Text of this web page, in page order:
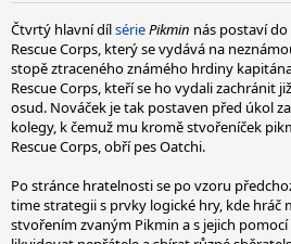
Čtvrtý hlavní dílsériePikmin nás postaví
Rescue Corps, který se vydává na
stopě ztraceného známého hrdiny
Rescue Corps, kteří se ho vydali zachránit
osud. Nováček je tak postaven před úkol
kolegy, k čemuž mu kromě stvořeníček
Rescue Corps, obří pes Oatchi.
Po stránce hratelnosti se po vzoru
time strategii s prvky logické hry, kde hráč
stvořením zvaným Pikmin a s jejich